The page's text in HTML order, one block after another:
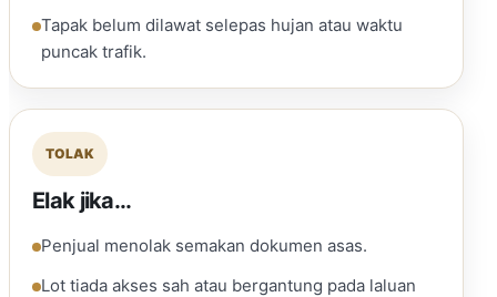
Tapak belum dilawat selepas hujan atau waktu
puncak trafik.
TOLAK
Elak jika...
Penjual menolak semakan dokumen asas.
Lot tiada akses sah atau bergantung pada laluan